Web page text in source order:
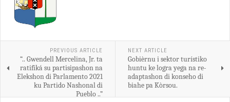
PREVIOUS ARTICLE
“.. Gwendell Mercelina, Jr. ta
ratifiká su partisipashon na
Elekshon di Parlamento 2021
ku Partido Nashonal di
Pueblo ..”
NEXT ARTICLE
Gobièrnu i sektor turístiko
huntu ke logra yega na re-
adaptashon di konseho di
biahe pa Kòrsou.